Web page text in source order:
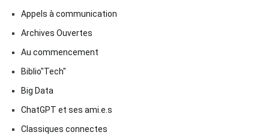
Appels à communication
Archives Ouvertes
Au commencement
Biblio"Tech"
Big Data
ChatGPT et ses ami.e.s
Classiques connectes